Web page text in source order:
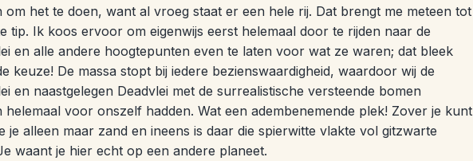
om het te doen, want al vroeg staat er een hele rij. Dat brengt me meteen tot
tip. Ik koos ervoor om eigenwijs eerst helemaal door te rijden naar de
en alle andere hoogtepunten even te laten voor wat ze waren; dat bleek
keuze! De massa stopt bij iedere bezienswaardigheid, waardoor wij de
en naastgelegen Deadvlei met de surrealistische versteende bomen
helemaal voor onszelf hadden. Wat een adembenemende plek! Zover je kunt
je alleen maar zand en ineens is daar die spierwitte vlakte vol gitzwarte
waant je hier echt op een andere planeet.